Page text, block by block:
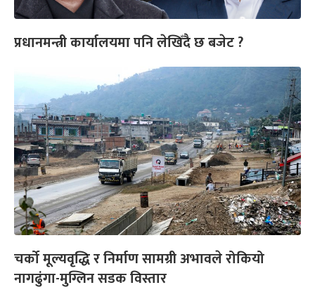
प्रधानमन्त्री कार्यालयमा पनि लेखिँदै छ बजेट ?
चर्को मूल्यवृद्धि र निर्माण सामग्री अभावले रोकियो
नागढुंगा-मुग्लिन सडक विस्तार